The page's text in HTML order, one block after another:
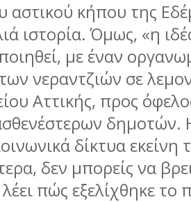
αστικού κήπου της
ιστορία. Όμως, «η
με έναν
νεραντζιών σε
Αττικής, προς
δημοτών.
δίκτυα
δεν μπορείς να
πώς εξελίχθηκε το